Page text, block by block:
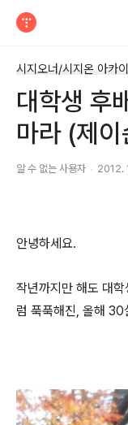
시지오너/시지온 아카
대학생 후
마라 (제
알 수 없는 사용자 2012.
안녕하세요.
작년까지만 해도 대
럼 푹푹해진, 올해 30